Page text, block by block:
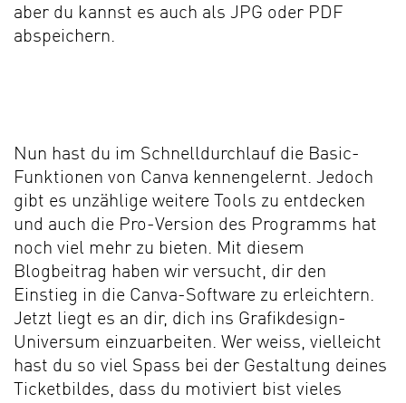
aber du kannst es auch als JPG oder PDF
abspeichern.
Nun hast du im Schnelldurchlauf die Basic-
Funktionen von Canva kennengelernt. Jedoch
gibt es unzählige weitere Tools zu entdecken
und auch die Pro-Version des Programms hat
noch viel mehr zu bieten. Mit diesem
Blogbeitrag haben wir versucht, dir den
Einstieg in die Canva-Software zu erleichtern.
Jetzt liegt es an dir, dich ins Grafikdesign-
Universum einzuarbeiten. Wer weiss, vielleicht
hast du so viel Spass bei der Gestaltung deines
Ticketbildes, dass du motiviert bist vieles